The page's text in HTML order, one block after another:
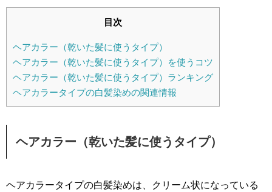
目次
ヘアカラー（乾いた髪に使うタイプ）
ヘアカラー（乾いた髪に使うタイプ）を使うコツ
ヘアカラー（乾いた髪に使うタイプ）ランキング
ヘアカラータイプの白髪染めの関連情報
ヘアカラー（乾いた髪に使うタイプ）
ヘアカラータイプの白髪染めは、クリーム状になっている